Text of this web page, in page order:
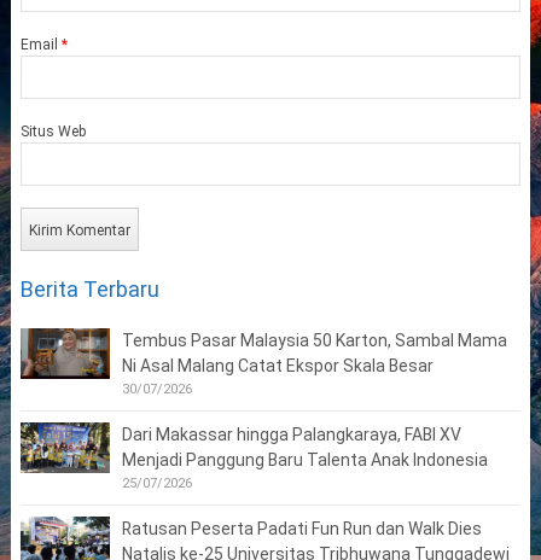
Email *
Situs Web
Berita Terbaru
Tembus Pasar Malaysia 50 Karton, Sambal Mama
Ni Asal Malang Catat Ekspor Skala Besar
30/07/2026
Dari Makassar hingga Palangkaraya, FABI XV
Menjadi Panggung Baru Talenta Anak Indonesia
25/07/2026
Ratusan Peserta Padati Fun Run dan Walk Dies
Natalis ke-25 Universitas Tribhuwana Tunggadewi